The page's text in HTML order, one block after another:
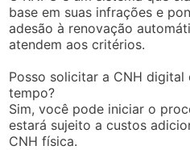
base em suas infrações e
adesão à renovação
atendem aos critérios.
Posso solicitar a CNH digital
tempo?
Sim, você pode iniciar o
estará sujeito a custos
CNH física.